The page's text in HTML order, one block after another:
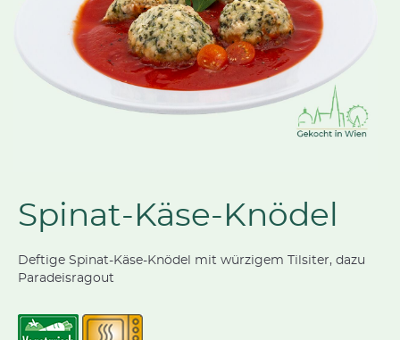
Spinat-Käse-Knödel
Deftige Spinat-Käse-Knödel mit würzigem Tilsiter, dazu
Paradeisragout